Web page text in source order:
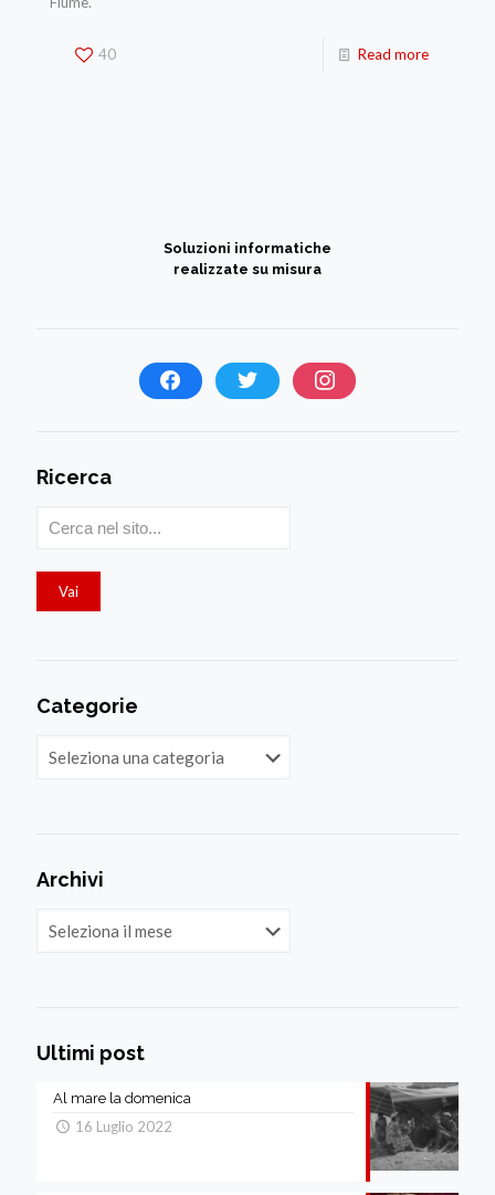
40 Read more
Soluzioni informatiche
realizzate su misura
Ricerca
Categorie
Archivi
Ultimi post
Al mare la domenica
16 Luglio 2022